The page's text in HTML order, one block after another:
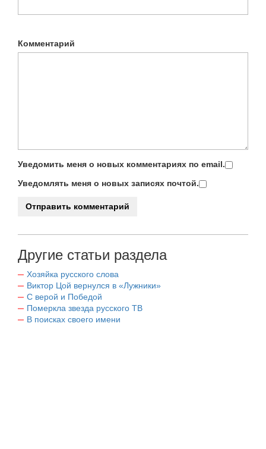
Комментарий
Уведомить меня о новых комментариях по email.
Уведомлять меня о новых записях почтой.
Другие статьи раздела
Хозяйка русского слова
Виктор Цой вернулся в «Лужники»
С верой и Победой
Померкла звезда русского ТВ
В поисках своего имени